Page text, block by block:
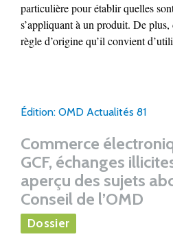
particulière pour établir quelles
s’appliquant à un produit. De
règle d’origine qu’il convient
Édition: OMD Actualités 81
Commerce
GCF, échanges
aperçu des sujets
Conseil de l’OMD
Dossier